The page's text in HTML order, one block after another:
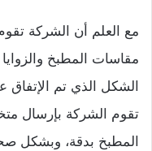
مع العلم أن الشركة
مقاسات المطبخ والزوايا
الشكل الذي تم الإتفاق
تقوم الشركة بإرسال
المطبخ بدقة، وبشكل